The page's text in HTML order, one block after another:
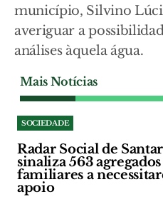
município, Silvino
averiguar a
análises àquela água.
Mais Notícias
SOCIEDADE
Radar Social de
sinaliza 563 agregados
familiares a
apoio